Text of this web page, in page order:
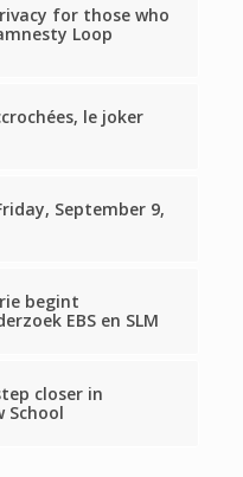
for those who
Loop
le joker
September 9,
begint
EBS en SLM
closer in
School